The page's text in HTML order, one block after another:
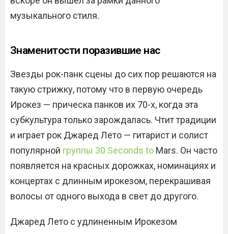
музыкального стиля.
Знаменитости поразившие нас
Звезды рок-панк сцены до сих пор решаются на
такую стрижку, потому что в первую очередь
Ирокез — прическа панков их 70-х, когда эта
субкультура только зарождалась. Чтит традиции
и играет рок Джаред Лето — гитарист и солист
популярной группы 30 Seconds to Mars. Он часто
появляется на красных дорожках, номинациях и
концертах с длинным ирокезом, перекрашивая
волосы от одного выхода в свет до другого.
Джаред Лето с удлиненным Ирокезом